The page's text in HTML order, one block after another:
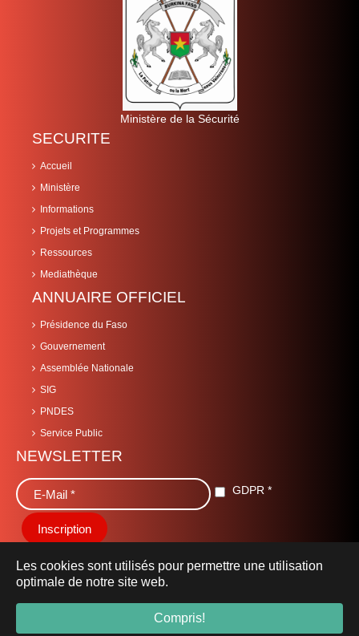
Les cookies sont utilisés pour permettre une utilisation
optimale de notre site web.
Compris!
Ministère de la Sécurité
SECURITE
Accueil
Ministère
Informations
Projets et Programmes
Ressources
Mediathèque
ANNUAIRE OFFICIEL
Présidence du Faso
Gouvernement
Assemblée Nationale
SIG
PNDES
Service Public
NEWSLETTER
GDPR *
Mentions Légales